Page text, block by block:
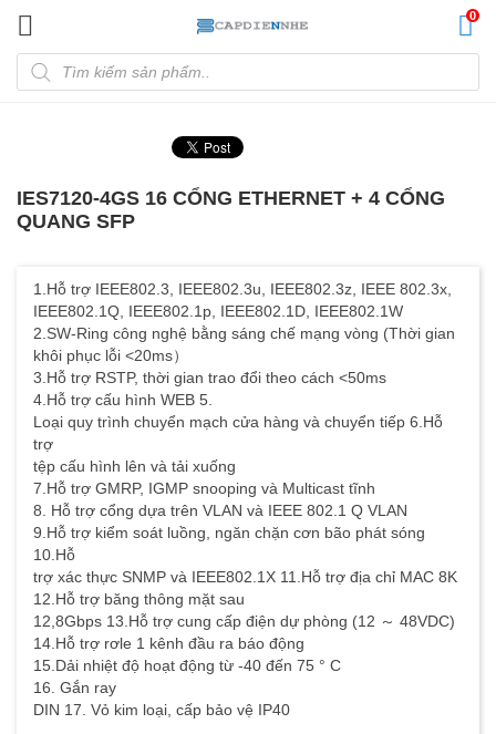
0
Tìm kiếm sản phẩm
IES7120-4GS 16 CỔNG ETHERNET + 4 CỔNG
QUANG SFP
1.Hỗ trợ IEEE802.3, IEEE802.3u, IEEE802.3z, IEEE 802.3x,
IEEE802.1Q, IEEE802.1p, IEEE802.1D, IEEE802.1W
2.SW-Ring công nghệ bằng sáng chế mạng vòng (Thời gian
khôi phục lỗi <20ms）
3.Hỗ trợ RSTP, thời gian trao đổi theo cách <50ms
4.Hỗ trợ cấu hình WEB 5.
Loại quy trình chuyển mạch cửa hàng và chuyển tiếp 6.Hỗ
trợ
tệp cấu hình lên và tải xuống
7.Hỗ trợ GMRP, IGMP snooping và Multicast tĩnh
8. Hỗ trợ cổng dựa trên VLAN và IEEE 802.1 Q VLAN
9.Hỗ trợ kiểm soát luồng, ngăn chặn cơn bão phát sóng
10.Hỗ
trợ xác thực SNMP và IEEE802.1X 11.Hỗ trợ địa chỉ MAC 8K
12.Hỗ trợ băng thông mặt sau
12,8Gbps 13.Hỗ trợ cung cấp điện dự phòng (12 ～ 48VDC)
14.Hỗ trợ rơle 1 kênh đầu ra báo động
15.Dải nhiệt độ hoạt động từ -40 đến 75 ° C
16. Gắn ray
DIN 17. Vỏ kim loại, cấp bảo vệ IP40